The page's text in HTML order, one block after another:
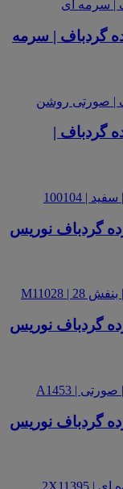
گردباف | سرمه
گردباف |
گردباف نوریس
گردباف نوریس
گردباف نوریس